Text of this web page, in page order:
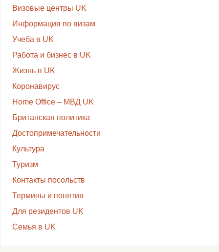
Визовые центры UK
Информация по визам
Учеба в UK
Работа и бизнес в UK
Жизнь в UK
Коронавирус
Home Office – МВД UK
Британская политика
Достопримечательности
Культура
Туризм
Контакты посольств
Термины и понятия
Для резидентов UK
Семья в UK